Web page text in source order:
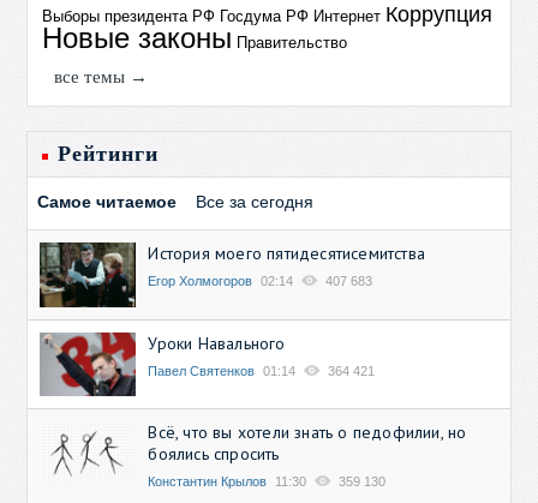
Выборы президента РФ Госдума РФ Интернет Коррупция
Новые законы Правительство
все темы →
Рейтинги
Самое читаемое Все за сегодня
История моего пятидесятисемитства
Егор Холмогоров 02:14 407 683
Уроки Навального
Павел Святенков 01:14 364 421
Всё, что вы хотели знать о педофилии, но
боялись спросить
Константин Крылов 11:30 359 130